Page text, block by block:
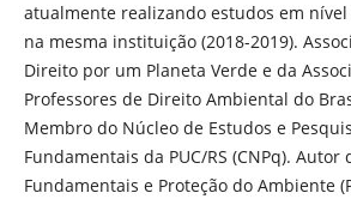
atualmente realizando estudos em
na mesma instituição (2018-2019).
Direito por um Planeta Verde e da
Professores de Direito Ambiental do
Membro do Núcleo de Estudos e
Fundamentais da PUC/RS (CNPq).
Fundamentais e Proteção do Ambiente